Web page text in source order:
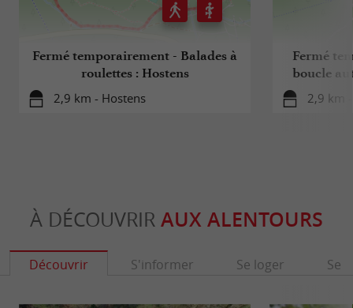
Fermé temporairement - Balades à
roulettes : Hostens
2,9 km - Hostens
Fermé
boucle
2,9 km
À DÉCOUVRIR AUX ALENTOURS
Découvrir S'informer Se loger Se